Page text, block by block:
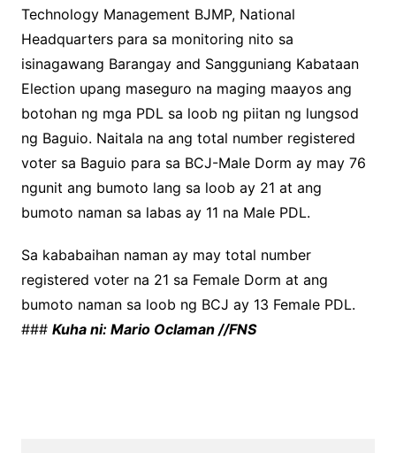
Technology Management BJMP, National
Headquarters para sa monitoring nito sa
isinagawang Barangay and Sangguniang Kabataan
Election upang maseguro na maging maayos ang
botohan ng mga PDL sa loob ng piitan ng lungsod
ng Baguio. Naitala na ang total number registered
voter sa Baguio para sa BCJ-Male Dorm ay may 76
ngunit ang bumoto lang sa loob ay 21 at ang
bumoto naman sa labas ay 11 na Male PDL.
Sa kababaihan naman ay may total number
registered voter na 21 sa Female Dorm at ang
bumoto naman sa loob ng BCJ ay 13 Female PDL.
### Kuha ni: Mario Oclaman //FNS